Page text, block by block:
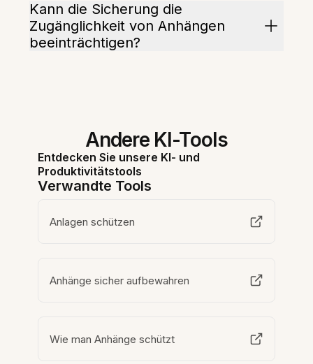
Kann die Sicherung die
Zugänglichkeit von Anhängen
beeinträchtigen?
Andere KI-Tools
Entdecken Sie unsere KI- und
Produktivitätstools
Verwandte Tools
Anlagen schützen
Anhänge sicher aufbewahren
Wie man Anhänge schützt